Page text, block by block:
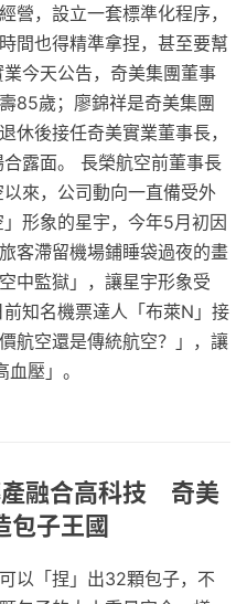
營，設立一套標準化程序，
間也得精準拿捏，甚至要幫
今天公告，奇美集團董事
85歲；廖錦祥是奇美集團
休後接任奇美實業董事長，
露面。 長榮航空前董事長
來，公司動向一直備受外
形象的星宇，今年5月初因
客滯留機場鋪睡袋過夜的畫
中監獄」，讓星宇形象受
知名機票達人「布萊N」接
航空還是傳統航空？」，讓
壓」。
產融合高科技 奇美
包子王國
以「捏」出32顆包子，不